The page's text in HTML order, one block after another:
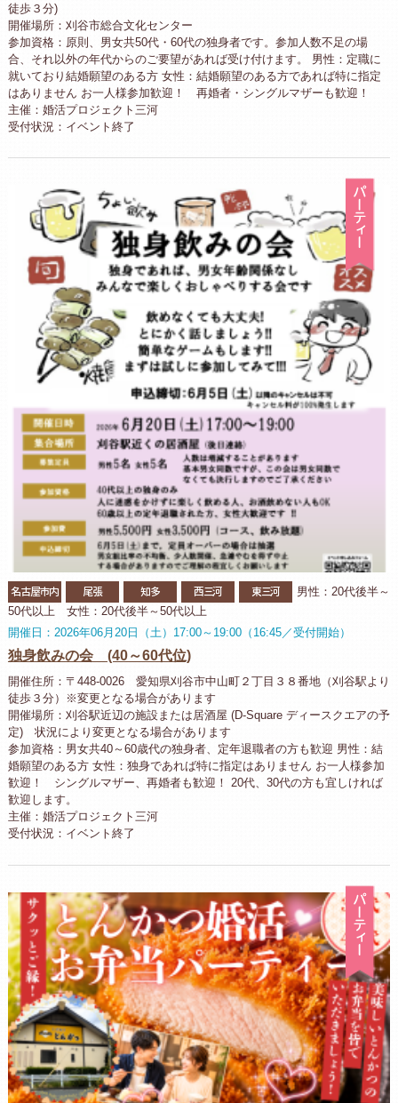
徒歩３分)
開催場所：刈谷市総合文化センター
参加資格：原則、男女共50代・60代の独身者です。参加人数不足の場
合、それ以外の年代からのご要望があれば受け付けます。 男性：定職に
就いており結婚願望のある方 女性：結婚願望のある方であれば特に指定
はありません お一人様参加歓迎！ 再婚者・シングルマザーも歓迎！
主催：婚活プロジェクト三河
受付状況：イベント終了
名古屋市内 尾張 知多 西三河 東三河
男性：20代後半～
50代以上 女性：20代後半～50代以上
開催日：2026年06月20日（土）17:00～19:00（16:45／受付開始）
独身飲みの会 (40～60代位)
開催住所：〒448-0026 愛知県刈谷市中山町２丁目３８番地（刈谷駅より
徒歩３分）※変更となる場合があります
開催場所：刈谷駅近辺の施設または居酒屋 (D-Square ディースクエアの予
定) 状況により変更となる場合があります
参加資格：男女共40～60歳代の独身者、定年退職者の方も歓迎 男性：結
婚願望のある方 女性：独身であれば特に指定はありません お一人様参加
歓迎！ シングルマザー、再婚者も歓迎！ 20代、30代の方も宜しければ
歓迎します。
主催：婚活プロジェクト三河
受付状況：イベント終了
パ